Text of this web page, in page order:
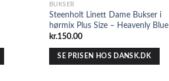
BUKSER
Steenholt Linett Dame Bukser i
hørmix Plus Size – Heavenly Blue
kr.150.00
SE PRISEN HOS DANSK.DK